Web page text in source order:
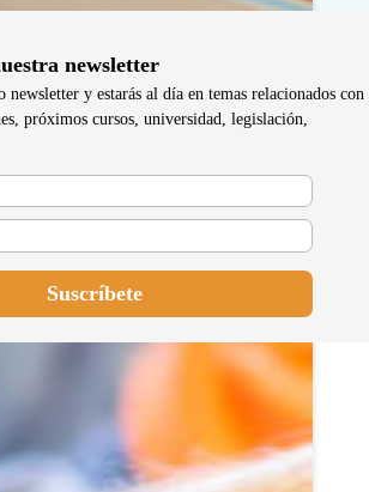
se forman en
enyesadas
newsletter
newsletter y estarás al día en temas relacionados con
próximos cursos, universidad, legislación,